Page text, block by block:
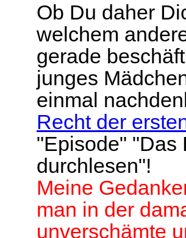
Ob Du daher
welchem
gerade
junges
einmal
Recht der
"Episode" "Das
durchlesen"!
Meine
man in der
unverschämte